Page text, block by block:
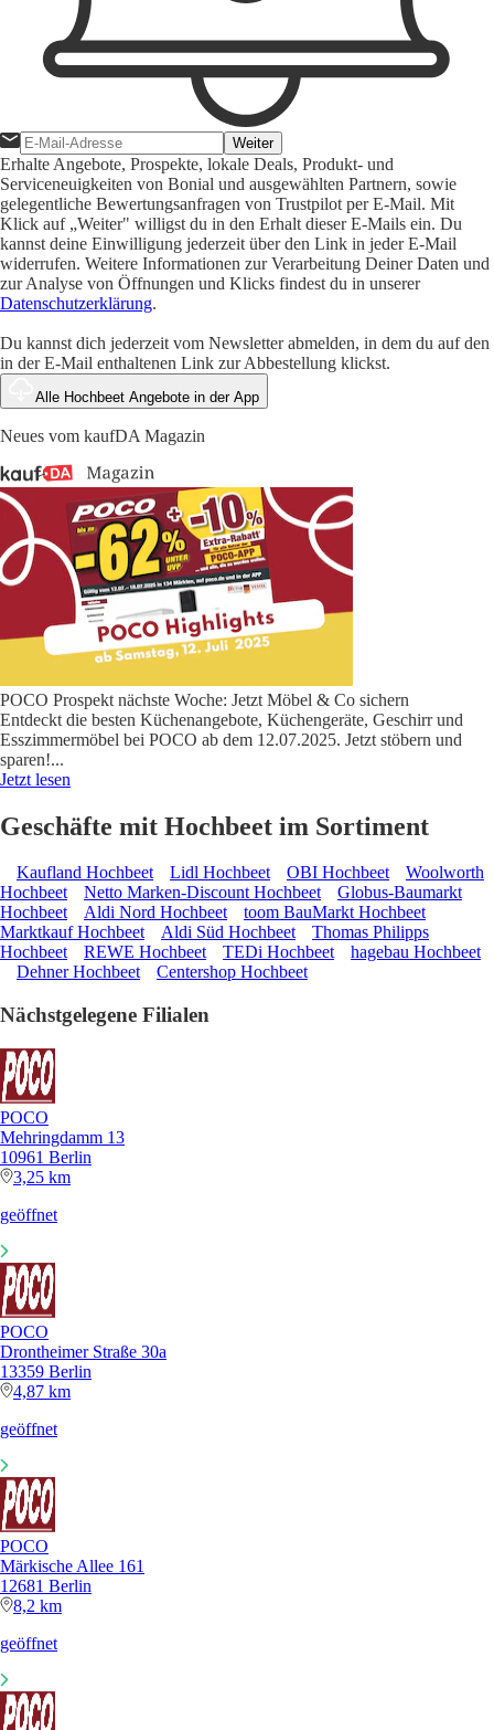
Weiter
Erhalte Angebote, Prospekte, lokale Deals, Produkt- und
Serviceneuigkeiten von Bonial und ausgewählten Partnern, sowie
gelegentliche Bewertungsanfragen von Trustpilot per E-Mail. Mit
Klick auf „Weiter" willigst du in den Erhalt dieser E-Mails ein. Du
kannst deine Einwilligung jederzeit über den Link in jeder E-Mail
widerrufen. Weitere Informationen zur Verarbeitung Deiner Daten und
zur Analyse von Öffnungen und Klicks findest du in unserer
Datenschutzerklärung.
Du kannst dich jederzeit vom Newsletter abmelden, in dem du auf den
in der E-Mail enthaltenen Link zur Abbestellung klickst.
Alle Hochbeet Angebote in der App
Neues vom kaufDA Magazin
POCO Prospekt nächste Woche: Jetzt Möbel & Co sichern
Entdeckt die besten Küchenangebote, Küchengeräte, Geschirr und
Esszimmermöbel bei POCO ab dem 12.07.2025. Jetzt stöbern und
sparen!...
Jetzt lesen
Geschäfte mit Hochbeet im Sortiment
Kaufland Hochbeet Lidl Hochbeet OBI Hochbeet
Woolworth
Hochbeet
Netto Marken-Discount Hochbeet
Globus-Baumarkt
Hochbeet
Aldi Nord Hochbeet
toom BauMarkt Hochbeet
Marktkauf Hochbeet
Aldi Süd Hochbeet
Thomas Philipps
Hochbeet
REWE Hochbeet TEDi Hochbeet
hagebau Hochbeet
Dehner Hochbeet
Centershop Hochbeet
Nächstgelegene Filialen
POCO
Mehringdamm 13
10961 Berlin
3,25 km
geöffnet
POCO
Drontheimer Straße 30a
13359 Berlin
4,87 km
geöffnet
POCO
Märkische Allee 161
12681 Berlin
8,2 km
geöffnet